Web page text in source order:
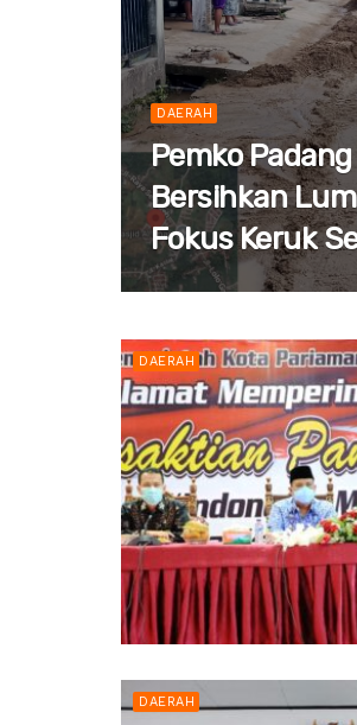
DAERAH
Pemko
Bersihkan
Fokus Keruk
DAERAH
DAERAH